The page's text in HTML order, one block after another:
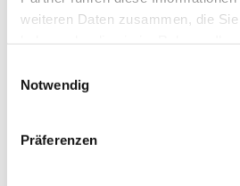
weiteren Daten zusammen, die
Notwendig
Präferenzen